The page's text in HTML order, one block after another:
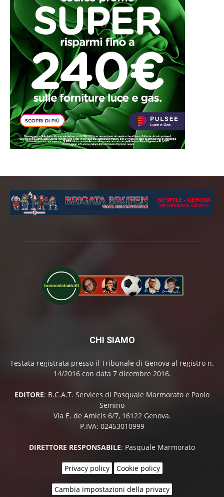
CHI SIAMO
Testata registrata presso il Tribunale di Genova al registro n.
14/2016 con data 7 dicembre 2016.
EDITORE: B.C.A.T. Services di Pasquale Marmorato e Paolo
Semino
Via E. de Amicis 6/7, 16122 Genova.
P.IVA: 02453010999
DIRETTORE RESPONSABILE: Pasquale Marmorato
Privacy policy Cookie policy
Cambia impostazioni della privacy